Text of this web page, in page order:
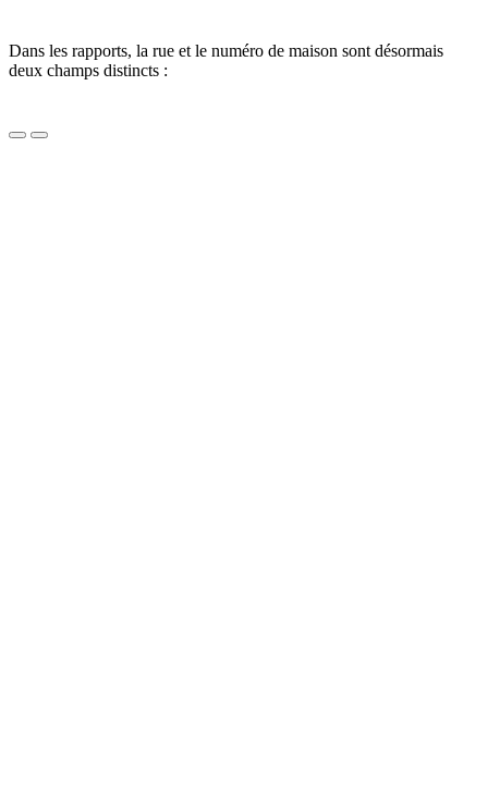
Dans les rapports, la rue et le numéro de maison sont désormais
deux champs distincts :